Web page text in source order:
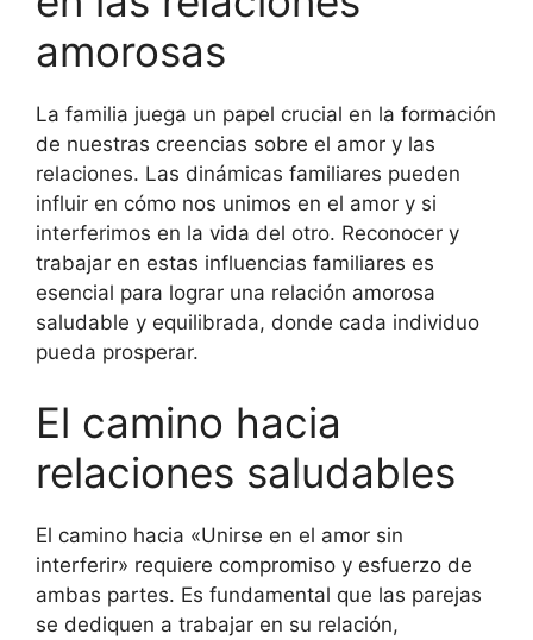
amorosas
La familia juega un papel crucial en la formación
de nuestras creencias sobre el amor y las
relaciones. Las dinámicas familiares pueden
influir en cómo nos unimos en el amor y si
interferimos en la vida del otro. Reconocer y
trabajar en estas influencias familiares es
esencial para lograr una relación amorosa
saludable y equilibrada, donde cada individuo
pueda prosperar.
El camino hacia
relaciones saludables
El camino hacia «Unirse en el amor sin
interferir» requiere compromiso y esfuerzo de
ambas partes. Es fundamental que las parejas
se dediquen a trabajar en su relación,